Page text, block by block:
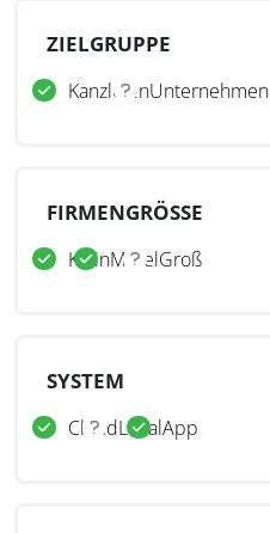
ZIELGRUPPE
KanzleienUnternehmen
FIRMENGRÖSSE
KleinMittelGroß
SYSTEM
CloudLokalApp